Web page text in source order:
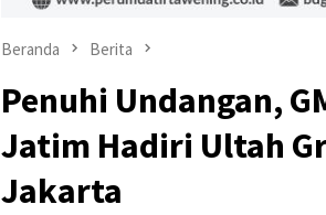
Beranda Berita
Penuhi Undangan,
Jatim Hadiri Ultah
Jakarta